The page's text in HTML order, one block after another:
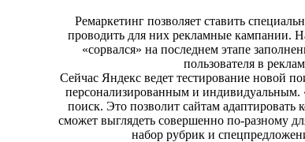
Ремаркетинг позволяет ставить
проводить для них рекламные кампании.
«сорвался» на последнем этапе
пользователя в
Сейчас Яндекс ведет тестирование новой
персонализированным и индивидуальным.
поиск. Это позволит сайтам адаптировать
сможет выглядеть совершенно по-разному
набор рубрик и